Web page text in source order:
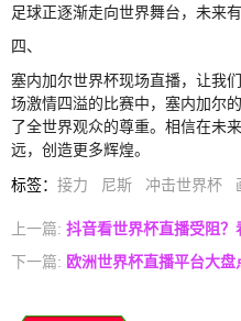
足球正逐渐走向世界舞台，未来
四、
塞内加尔世界杯现场直播，让我
场激情四溢的比赛中，塞内加尔
了全世界观众的尊重。相信在未
远，创造更多辉煌。
标签： 接力 尼斯 冲击世界杯
上一篇: 抖音看世界杯直播受阻
下一篇: 欧洲世界杯直播平台大盘